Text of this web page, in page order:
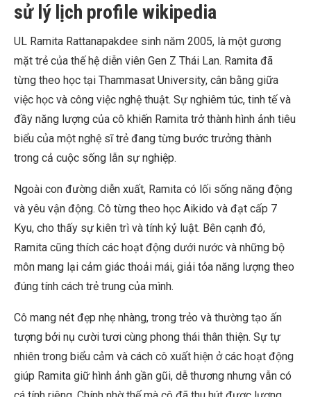
sử lý lịch profile wikipedia
UL Ramita Rattanapakdee sinh năm 2005, là một gương
mặt trẻ của thế hệ diễn viên Gen Z Thái Lan. Ramita đã
từng theo học tại Thammasat University, cân bằng giữa
việc học và công việc nghệ thuật. Sự nghiêm túc, tinh tế và
đầy năng lượng của cô khiến Ramita trở thành hình ảnh tiêu
biểu của một nghệ sĩ trẻ đang từng bước trưởng thành
trong cả cuộc sống lẫn sự nghiệp.
Ngoài con đường diễn xuất, Ramita có lối sống năng động
và yêu vận động. Cô từng theo học Aikido và đạt cấp 7
Kyu, cho thấy sự kiên trì và tính kỷ luật. Bên cạnh đó,
Ramita cũng thích các hoạt động dưới nước và những bộ
môn mang lại cảm giác thoải mái, giải tỏa năng lượng theo
đúng tính cách trẻ trung của mình.
Cô mang nét đẹp nhẹ nhàng, trong trẻo và thường tạo ấn
tượng bởi nụ cười tươi cùng phong thái thân thiện. Sự tự
nhiên trong biểu cảm và cách cô xuất hiện ở các hoạt động
giúp Ramita giữ hình ảnh gần gũi, dễ thương nhưng vẫn có